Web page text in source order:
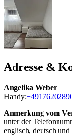
Adresse &
Angelika Weber
Handy:
Anmerkung vom
unter der
englisch, deutsch und